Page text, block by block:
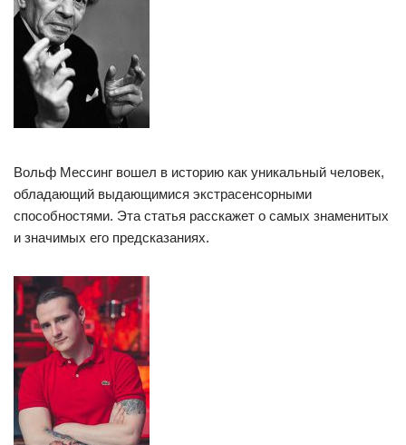
Вольф Мессинг вошел в историю как уникальный человек,
обладающий выдающимися экстрасенсорными
способностями. Эта статья расскажет о самых знаменитых
и значимых его предсказаниях.